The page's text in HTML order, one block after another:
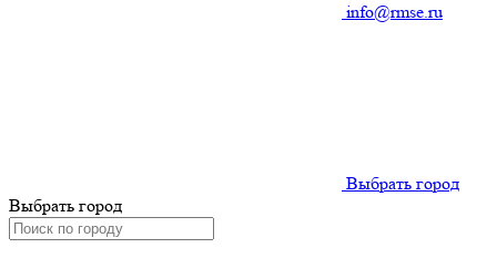
info@rmse.ru
Выбрать город
Выбрать город